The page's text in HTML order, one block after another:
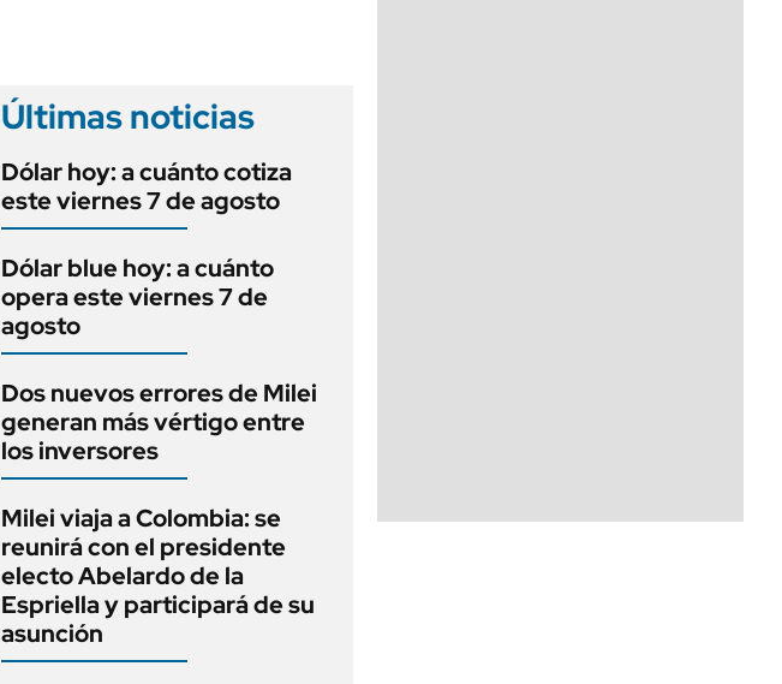
Últimas noticias
Dólar hoy: a cuánto cotiza
este viernes 7 de agosto
Dólar blue hoy: a cuánto
opera este viernes 7 de
agosto
Dos nuevos errores de Milei
generan más vértigo entre
los inversores
Milei viaja a Colombia: se
reunirá con el presidente
electo Abelardo de la
Espriella y participará de su
asunción